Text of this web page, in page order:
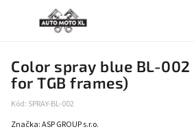
Color spray blue BL-
for TGB frames)
Kód: SPRAY-BL-002
Značka:ASP GROUP s.r.o.